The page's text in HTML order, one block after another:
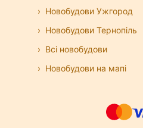
Новобудови Ужгород
Новобудови Тернопіль
Всі новобудови
Новобудови на мапі